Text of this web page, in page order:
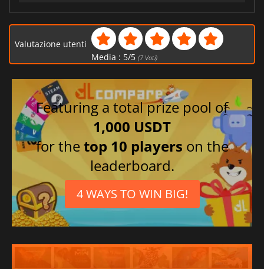
Valutazione utenti
Media : 5/5 (7Voti)
Featuring a total prize pool of
1,000 USDT
for thetop 10 players on the
leaderboard.
4 WAYS TO WIN BIG!